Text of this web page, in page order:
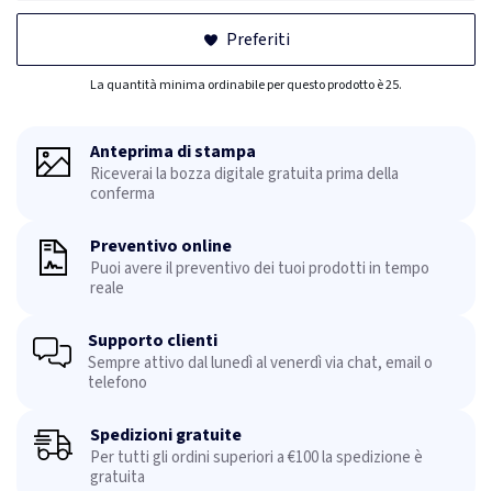
Preferiti
La quantità minima ordinabile per questo prodotto è 25.
Anteprima di stampa
Riceverai la bozza digitale gratuita prima della
conferma
Preventivo online
Puoi avere il preventivo dei tuoi prodotti in tempo
reale
Supporto clienti
Sempre attivo dal lunedì al venerdì via chat, email o
telefono
Spedizioni gratuite
Per tutti gli ordini superiori a €100 la spedizione è
gratuita